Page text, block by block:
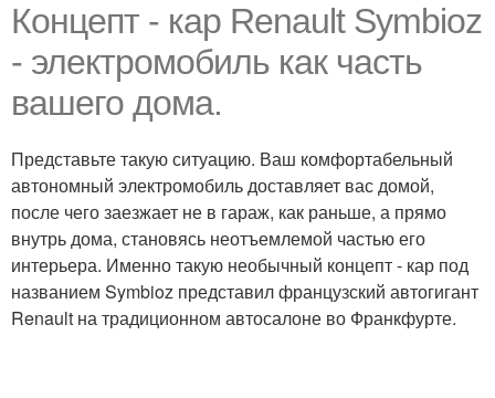
Концепт - кар Renault Symbioz
- электромобиль как часть
вашего дома.
Представьте такую ситуацию. Ваш комфортабельный
автономный электромобиль доставляет вас домой,
после чего заезжает не в гараж, как раньше, а прямо
внутрь дома, становясь неотъемлемой частью его
интерьера. Именно такую необычный концепт - кар под
названием Symbioz представил французский автогигант
Renault на традиционном автосалоне во Франкфурте.